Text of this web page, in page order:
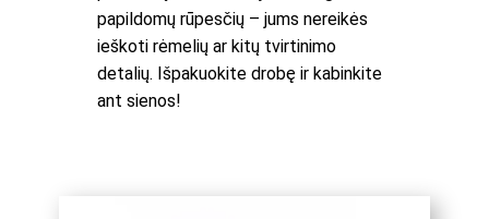
papildomų rūpesčių – jums nereikės
ieškoti rėmelių ar kitų tvirtinimo
detalių. Išpakuokite drobę ir kabinkite
ant sienos!